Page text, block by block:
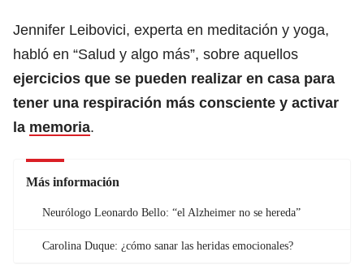
Jennifer Leibovici, experta en meditación y yoga,
habló en “Salud y algo más”, sobre aquellos
ejercicios que se pueden realizar en casa para
tener una respiración más consciente y activar
la memoria.
Más información
Neurólogo Leonardo Bello: “el Alzheimer no se hereda”
Carolina Duque: ¿cómo sanar las heridas emocionales?